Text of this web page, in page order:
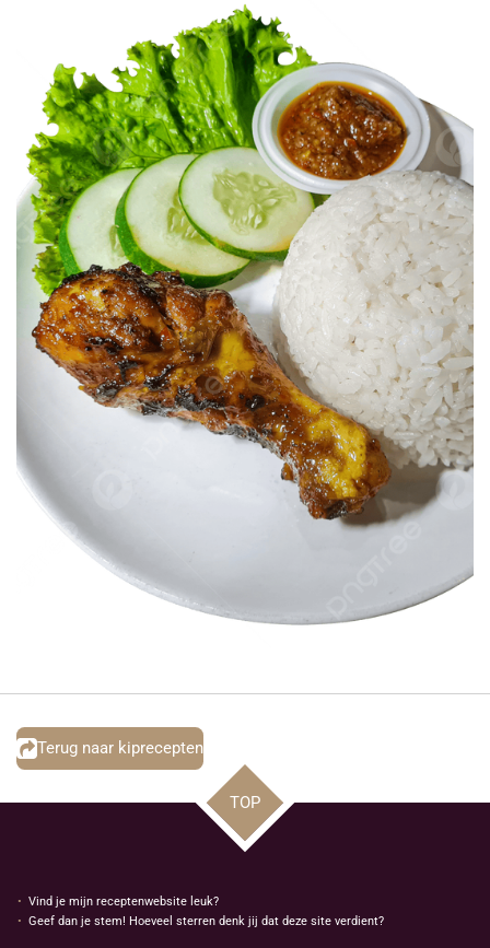
Terug naar kiprecepten
TOP
Vind je mijn receptenwebsite leuk?
Geef dan je stem! Hoeveel sterren denk jij dat deze site verdient?